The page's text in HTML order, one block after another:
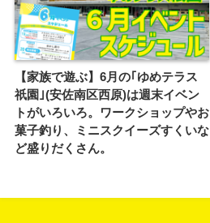
【家族で遊ぶ】6月の｢ゆめテラス
祇園｣(安佐南区西原)は週末イベン
トがいろいろ。ワークショップやお
菓子釣り、ミニスクイーズすくいな
ど盛りだくさん。